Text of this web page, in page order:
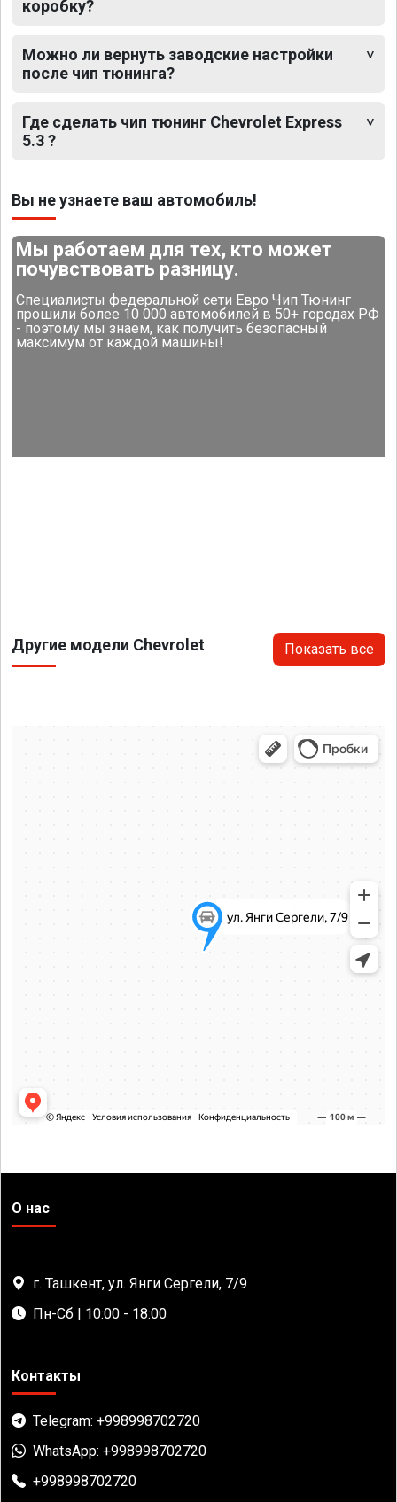
коробку?
Можно ли вернуть заводские настройки
после чип тюнинга?
Где сделать чип тюнинг Chevrolet Express
5.3 ?
Вы не узнаете ваш автомобиль!
Мы работаем для тех, кто может
почувствовать разницу.
Специалисты федеральной сети Евро Чип Тюнинг
прошили более 10 000 автомобилей в 50+ городах РФ
- поэтому мы знаем, как получить безопасный
максимум от каждой машины!
Другие модели Chevrolet Показать все
О нас
г. Ташкент, ул. Янги Сергели, 7/9
Пн-Сб | 10:00 - 18:00
Контакты
Telegram: +998998702720
WhatsApp: +998998702720
+998998702720